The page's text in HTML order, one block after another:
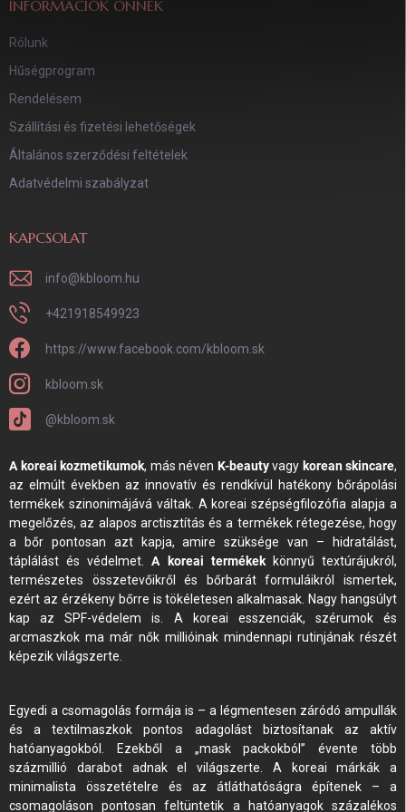
INFORMÁCIÓK ÖNNEK
Rólunk
Hűségprogram
Rendelésem
Szállítási és fizetési lehetőségek
Általános szerződési feltételek
Adatvédelmi szabályzat
KAPCSOLAT
info@kbloom.hu
+421918549923
https://www.facebook.com/kbloom.sk
kbloom.sk
@kbloom.sk
A koreai kozmetikumok, más néven K-beautyvagy korean skincare,
az elmúlt években az innovatív és rendkívül hatékony bőrápolási
termékek szinonimájává váltak. A koreai szépségfilozófia alapja a
megelőzés, az alapos arctisztítás és a termékek rétegezése, hogy
a bőr pontosan azt kapja, amire szüksége van – hidratálást,
táplálást és védelmet.A koreai termékekkönnyű textúrájukról,
természetes összetevőikről és bőrbarát formuláikról ismertek,
ezért az érzékeny bőrre is tökéletesen alkalmasak. Nagy hangsúlyt
kap az SPF-védelem is. A koreai esszenciák, szérumok és
arcmaszkok ma már nők millióinak mindennapi rutinjának részét
képezik világszerte.
Egyedi a csomagolás formája is – a légmentesen záródó ampullák
és a textilmaszkok pontos adagolást biztosítanak az aktív
hatóanyagokból. Ezekből a „mask packokból” évente több
százmillió darabot adnak el világszerte. A koreai márkák a
minimalista összetételre és az átláthatóságra építenek – a
csomagoláson pontosan feltüntetik a hatóanyagok százalékos